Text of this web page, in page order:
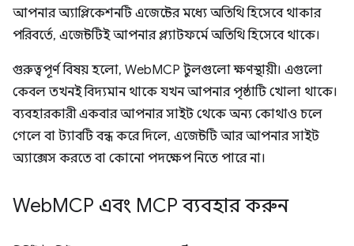
আপনার অ্যাপ্লিকেশনটি এজেন্টের মধ্যে অতিথি হিসেবে থাকার
পরিবর্তে, এজেন্টটিই আপনার প্ল্যাটফর্মে অতিথি হিসেবে থাকে।
গুরুত্বপূর্ণ বিষয় হলো, WebMCP টুলগুলো ক্ষণস্থায়ী। এগুলো
কেবল তখনই বিদ্যমান থাকে যখন আপনার পৃষ্ঠাটি খোলা থাকে।
ব্যবহারকারী একবার আপনার সাইট থেকে অন্য কোথাও চলে
গেলে বা ট্যাবটি বন্ধ করে দিলে, এজেন্টটি আর আপনার সাইট
অ্যাক্সেস করতে বা কোনো পদক্ষেপ নিতে পারে না।
WebMCP এবং MCP ব্যবহার করুন